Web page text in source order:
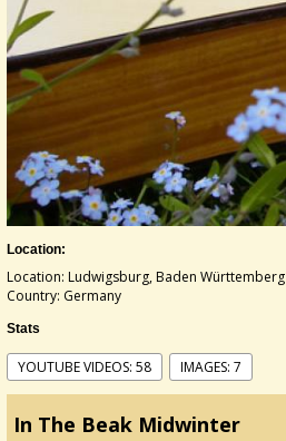
Location:
Location: Ludwigsburg, Baden Württemberg
Country: Germany
Stats
YOUTUBE VIDEOS: 58 IMAGES: 7
In The Beak Midwinter